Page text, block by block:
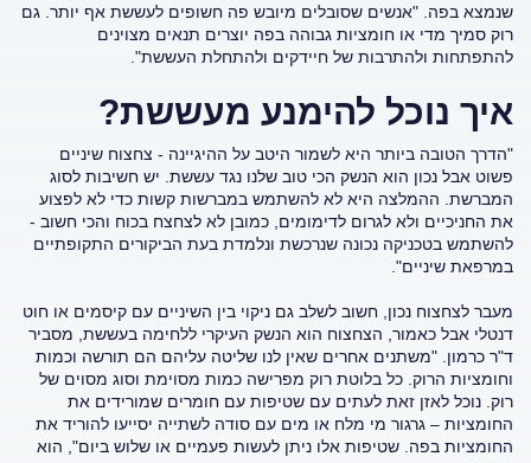
שנמצא בפה. "אנשים שסובלים מיובש פה חשופים לעששת אף יותר. גם
רוק סמיך מדי או חומציות גבוהה בפה יוצרים תנאים מצוינים
להתפתחות ולהתרבות של חיידקים ולהתחלת העששת".
איך נוכל להימנע מעששת?
"הדרך הטובה ביותר היא לשמור היטב על ההיגיינה - צחצוח שיניים
פשוט אבל נכון הוא הנשק הכי טוב שלנו נגד עששת. יש חשיבות לסוג
המברשת. ההמלצה היא לא להשתמש במברשות קשות כדי לא לפצוע
את החניכיים ולא לגרום לדימומים, כמובן לא לצחצח בכוח והכי חשוב -
להשתמש בטכניקה נכונה שנרכשת ונלמדת בעת הביקורים התקופתיים
במרפאת שיניים".
מעבר לצחצוח נכון, חשוב לשלב גם ניקוי בין השיניים עם קיסמים או חוט
דנטלי אבל כאמור, הצחצוח הוא הנשק העיקרי ללחימה בעששת, מסביר
ד"ר כרמון. "משתנים אחרים שאין לנו שליטה עליהם הם תורשה וכמות
וחומציות הרוק. כל בלוטת רוק מפרישה כמות מסוימת וסוג מסוים של
רוק. נוכל לאזן זאת לעתים עם שטיפות עם חומרים שמורידים את
החומציות – גרגור מי מלח או מים עם סודה לשתייה יסייעו להוריד את
החומציות בפה. שטיפות אלו ניתן לעשות פעמיים או שלוש ביום", הוא